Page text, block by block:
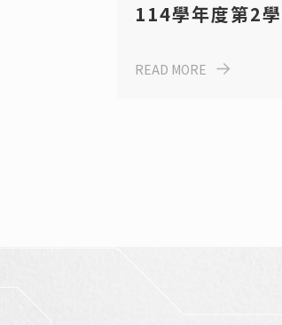
114學年度第2
READ MORE